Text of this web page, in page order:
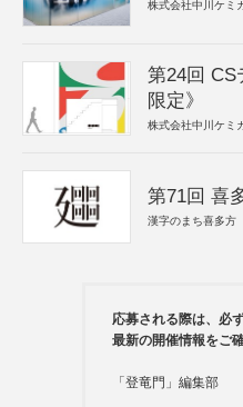
株式会社中川ケミ
第24回 CS
限定》
株式会社中川ケミ
第71回 喜
漢字のまち喜多方
応募される際は、必
最新の開催情報をご
「登竜門」編集部